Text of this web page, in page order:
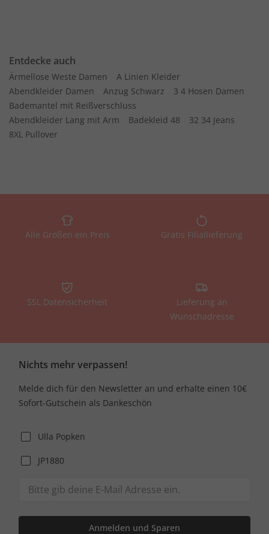
Entdecke auch
Ärmellose Weste Damen
A Linien Kleider
Abendkleider Damen
Anzug Schwarz
3 4 Hosen Damen
Bademantel mit Reißverschluss
Abendkleider Lang mit Arm
Badekleid 48
32 34 Jeans
8XL Pullover
Alle Größen ein Preis Gratis Filiallieferung
SSL Datensicherheit
Lieferung an
Wunschadresse
Nichts mehr verpassen!
Melde dich für den Newsletter an und erhalte einen 10€
Sofort-Gutschein als Dankeschön
Ulla Popken
JP1880
Anmelden und Sparen